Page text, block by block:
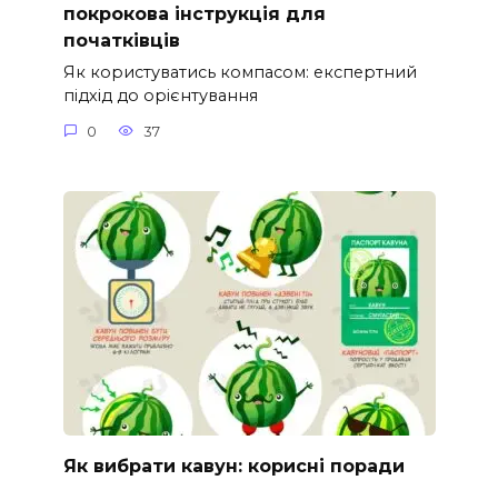
покрокова інструкція для
початківців
Як користуватись компасом: експертний
підхід до орієнтування
0 37
Як вибрати кавун: корисні поради